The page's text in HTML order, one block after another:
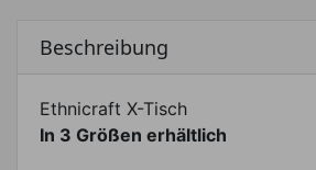
Beschreibung
Ethnicraft X-Tisch
In 3 Größen erhältlich